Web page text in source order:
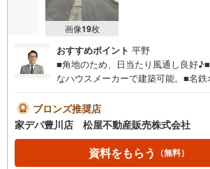
画像19枚
おすすめポイント 平野
■角地のため、日当たり風通し良好
なハウスメーカーで建築可能。■名
地です■ライフインフォメーション
6分 ・小坂井中学校 徒歩13分●家
のつよみ●・豊橋市・豊川市・知立市
中！三河エリア・遠州エリアの物件
い。新築戸建、中古戸建、中古マン
ブロンズ推奨店
家デパ豊川店 松屋不動産販売株式会社
資料をもらう （無料）